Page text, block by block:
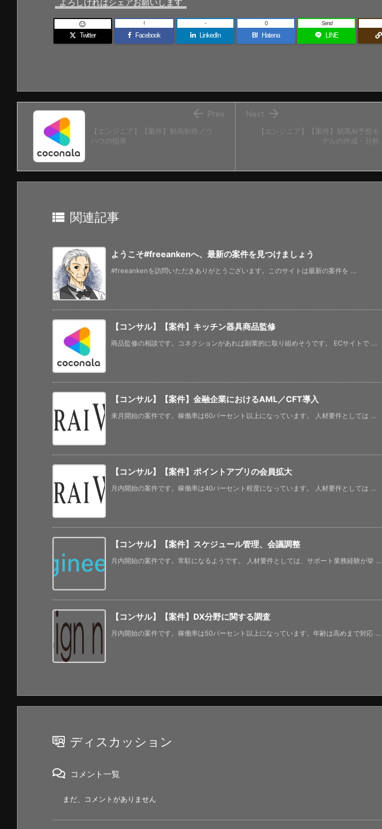
よろしければシェアお願いします
Twitter

Facebook
!
LinkedIn
-
B! Hatena
0
LINE
Send
【エンジニア】【案件】競馬AI予想モ
デルの作成・分析

Next
【エンジニア】【案件】動画制作ノウ
ハウの指導
 Prev
 関連記事
ようこそ#freeankenへ、最新の案件を見つけましょう
#freeankenを訪問いただきありがとうございます。このサイトは最新の案件を ...
【コンサル】【案件】キッチン器具商品監修
商品監修の相談です。コネクションがあれば副業的に取り組めそうです。 ECサイトで ...
【コンサル】【案件】金融企業におけるAML／CFT導入
来月開始の案件です。稼働率は60パーセント以上になっています。 人材要件としては ...
【コンサル】【案件】ポイントアプリの会員拡大
月内開始の案件です。稼働率は40パーセント程度になっています。 人材要件としては ...
【コンサル】【案件】スケジュール管理、会議調整
月内開始の案件です。常駐になるようです。 人材要件としては、サポート業務経験が挙 ...
【コンサル】【案件】DX分野に関する調査
月内開始の案件です。稼働率は50パーセント以上になっています。年齢は高めまで対応 ...
ディスカッション
コメント一覧
まだ、コメントがありません